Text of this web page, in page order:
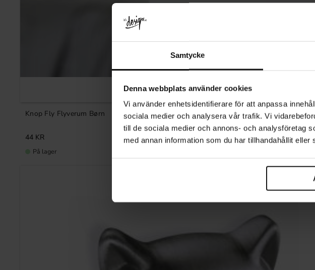
Samtycke
Denna webbplats använder cookies
Vi använder enhetsidentifierare för att anpassa
sociala medier och analysera vår trafik. Vi
till de sociala medier och annons- och analysföretag
med annan information som du har tillhandahållit
Knop Fly Flyverum Børn
44 KR
På lager